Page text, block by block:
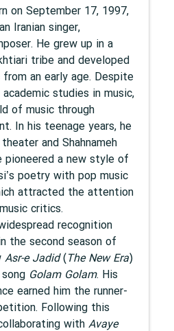
on September 17, 1997,
Iranian singer,
He grew up in a
tribe and developed
an early age. Despite
studies in music,
of music through
In his teenage years, he
and Shahnameh
pioneered a new style of
poetry with pop music
attracted the attention
critics.
recognition
the second season of
Asr-e Jadid(The New Era)
Golam Golam. His
earned him the runner-
Following this
withAvaye